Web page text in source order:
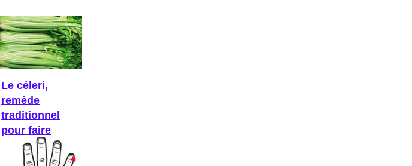
Le céleri,
remède
traditionnel
pour faire
baisser la ...